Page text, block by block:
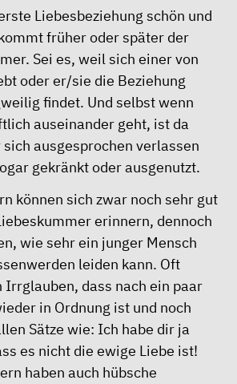
Liebesbeziehung schön und
früher oder später der
Sei es, weil sich einer von
oder er/sie die Beziehung
findet. Und selbst wenn
auseinander geht, ist da
ausgesprochen verlassen
gekränkt oder ausgenutzt.
können sich zwar noch sehr gut
erinnern, dennoch
wie sehr ein junger Mensch
leiden kann. Oft
Irrglauben, dass nach ein paar
in Ordnung ist und noch
Sätze wie: Ich habe dir ja
es nicht die ewige Liebe ist!
haben auch hübsche